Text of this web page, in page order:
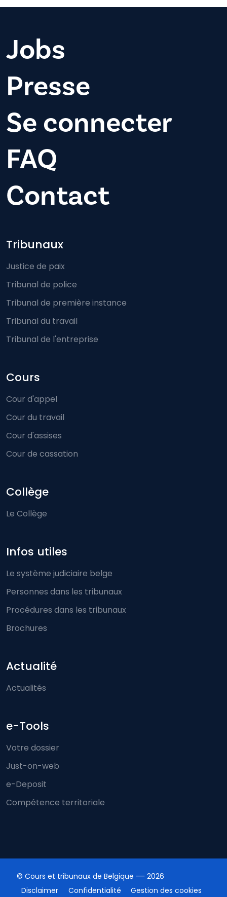
Jobs
Presse
Se connecter
FAQ
Contact
Footer-menu
Tribunaux
Justice de paix
Tribunal de police
Tribunal de première instance
Tribunal du travail
Tribunal de l'entreprise
Cours
Cour d'appel
Cour du travail
Cour d'assises
Cour de cassation
Collège
Le Collège
Infos utiles
Le système judiciaire belge
Personnes dans les tribunaux
Procédures dans les tribunaux
Brochures
Actualité
Actualités
e-Tools
Votre dossier
Just-on-web
e-Deposit
Compétence territoriale
© Cours et tribunaux de Belgique
2026
Disclaimer
Confidentialité Gestion des cookies